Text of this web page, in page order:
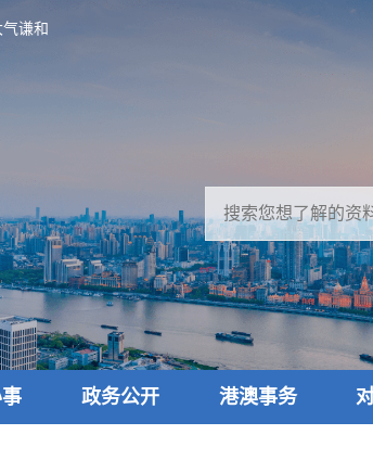
谦和
政务公开 港澳事务